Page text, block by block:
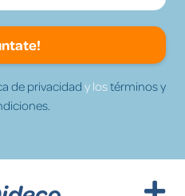
de privacidad y lostérminos y